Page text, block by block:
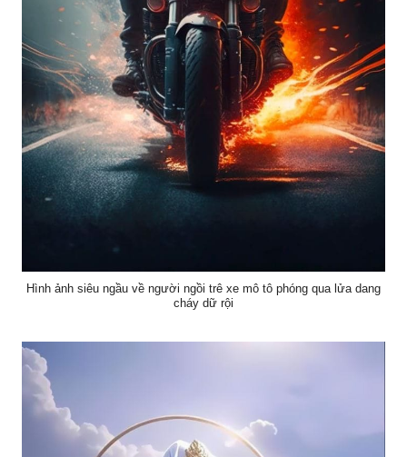
Hình ảnh siêu ngầu về người ngồi trê xe mô tô phóng qua lửa dang
cháy dữ rội